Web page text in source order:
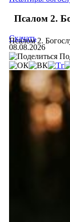
Псалом 2.
Псалом 2.
Скачать
08.08.2026